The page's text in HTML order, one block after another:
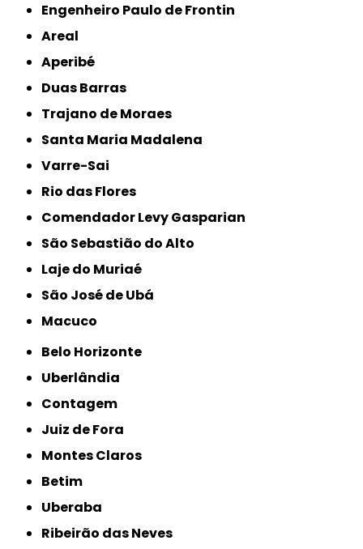
Engenheiro Paulo de Frontin
Areal
Aperibé
Duas Barras
Trajano de Moraes
Santa Maria Madalena
Varre-Sai
Rio das Flores
Comendador Levy Gasparian
São Sebastião do Alto
Laje do Muriaé
São José de Ubá
Macuco
Belo Horizonte
Uberlândia
Contagem
Juiz de Fora
Montes Claros
Betim
Uberaba
Ribeirão das Neves